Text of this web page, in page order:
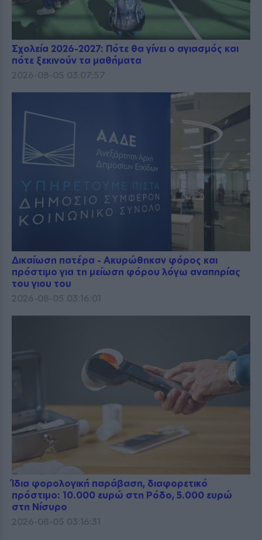
Σχολεία 2026-2027: Πότε θα γίνει ο αγιασμός και
πότε ξεκινούν τα μαθήματα
2026-08-05 03:07:57
Δικαίωση πατέρα - Ακυρώθηκαν φόρος και
πρόστιμο για τη μείωση φόρου λόγω αναπηρίας
του γιου του
2026-08-05 03:16:01
Ίδια φορολογική παράβαση, διαφορετικό
πρόστιμο: 10.000 ευρώ στη Ρόδο, 5.000 ευρώ
στη Νίσυρο
2026-08-05 03:16:31